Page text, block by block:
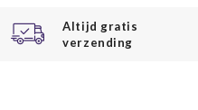
Altijd gratis
verzending